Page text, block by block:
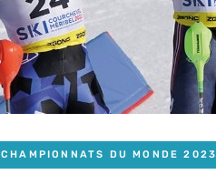
CHAMPIONNATS DU MONDE 2023